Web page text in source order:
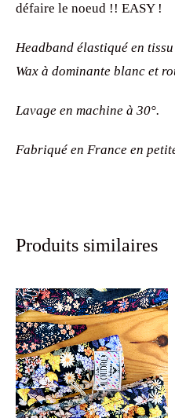
défaire le noeud !! EASY !
Headband élastiqué en
Wax à dominante blanc et
Lavage en machine à 30°.
Fabriqué en France en
Produits similaires